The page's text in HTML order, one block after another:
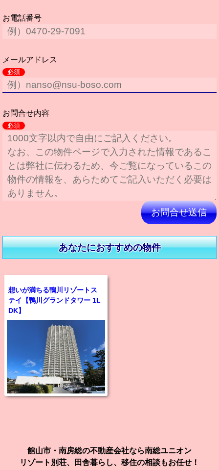
お電話番号
メールアドレス
必須
お問合せ内容
必須
あなたにおすすめの物件
想いが満ちる鴨川リゾートス
テイ【鴨川グランドタワー 1L
DK】
館山市・南房総の不動産会社なら南総ユニオン
リゾート別荘、田舎暮らし、移住の相談もお任せ！